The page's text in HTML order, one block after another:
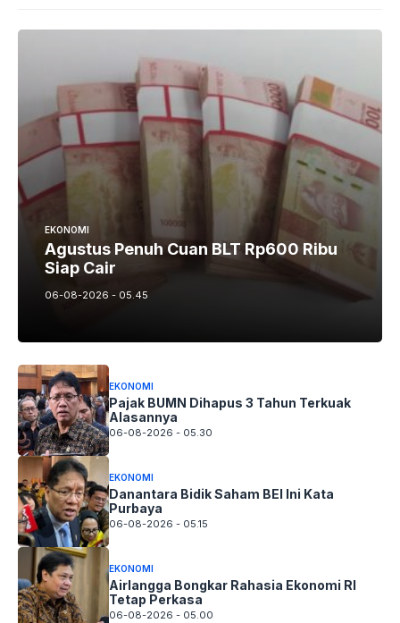
EKONOMI
Agustus Penuh Cuan BLT Rp600 Ribu
Siap Cair
06-08-2026 - 05.45
EKONOMI
Pajak BUMN Dihapus 3 Tahun Terkuak
Alasannya
06-08-2026 - 05.30
EKONOMI
Danantara Bidik Saham BEI Ini Kata
Purbaya
06-08-2026 - 05.15
EKONOMI
Airlangga Bongkar Rahasia Ekonomi RI
Tetap Perkasa
06-08-2026 - 05.00